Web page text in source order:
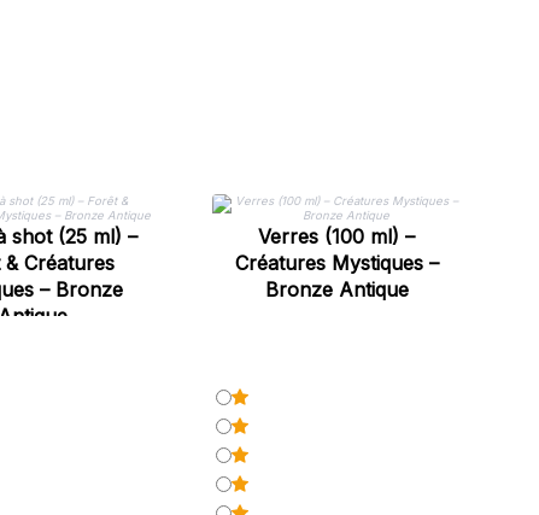
shot (25 ml) –
& Créatures
– Bronze
Antique
Verres (100 ml) –
Créatures Mystiques –
Bronze Antique